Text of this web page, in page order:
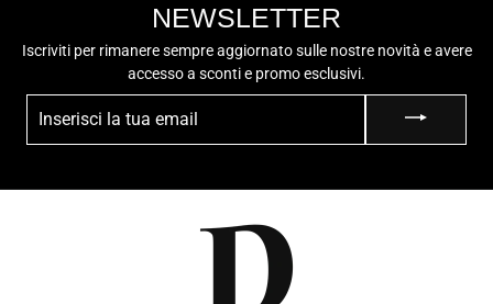
NEWSLETTER
Iscriviti per rimanere sempre aggiornato sulle nostre novità e avere
accesso a sconti e promo esclusivi.